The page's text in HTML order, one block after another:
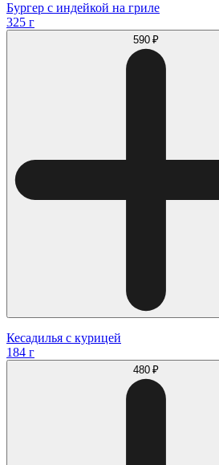
Бургер с индейкой на гриле
325 г
590 ₽
Кесадилья с курицей
184 г
480 ₽